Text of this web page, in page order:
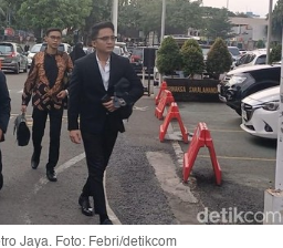
Jaya. Foto: Febri/detikcom